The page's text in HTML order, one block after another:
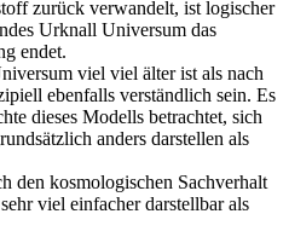
zurück verwandelt, ist logischer
Urknall Universum das
endet.
viel viel älter ist als nach
ebenfalls verständlich sein. Es
dieses Modells betrachtet, sich
anders darstellen als
den kosmologischen Sachverhalt
viel einfacher darstellbar als